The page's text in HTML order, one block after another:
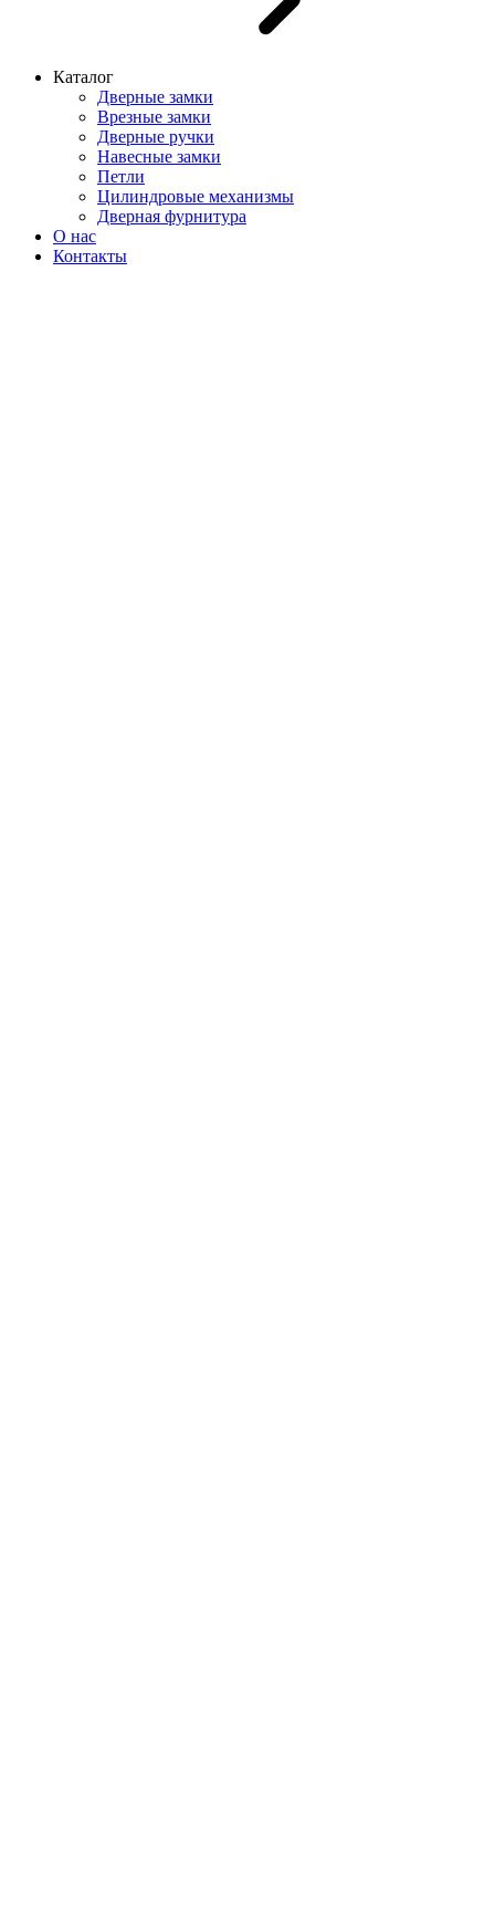
Каталог
Дверные замки
Врезные замки
Дверные ручки
Навесные замки
Петли
Цилиндровые механизмы
Дверная фурнитура
О нас
Контакты